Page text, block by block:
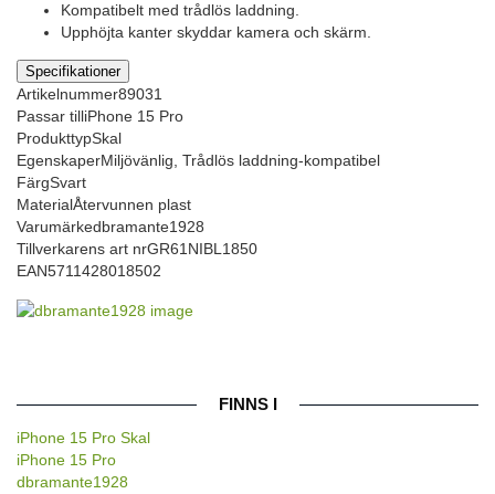
Kompatibelt med trådlös laddning.
Upphöjta kanter skyddar kamera och skärm.
Specifikationer
Artikelnummer89031
Passar tilliPhone 15 Pro
ProdukttypSkal
EgenskaperMiljövänlig, Trådlös laddning-kompatibel
FärgSvart
MaterialÅtervunnen plast
Varumärkedbramante1928
Tillverkarens art nrGR61NIBL1850
EAN5711428018502
FINNS I
iPhone 15 Pro Skal
iPhone 15 Pro
dbramante1928